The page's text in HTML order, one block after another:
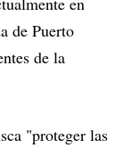
de Puerto
de la
"proteger las